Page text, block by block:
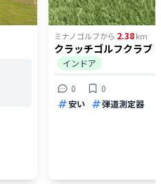
ミナノゴルフから 2.38km
クラッチゴルフクラブ
インドア
0
0
安い
弾道測定器